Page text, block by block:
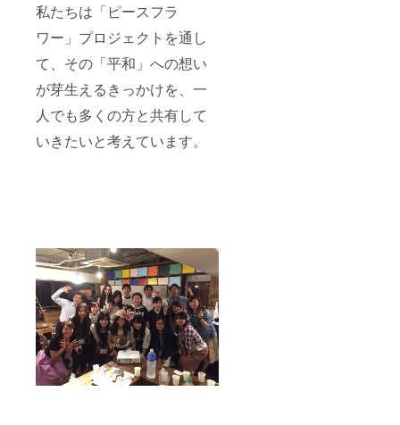
私たちは「ピースフラ
ワー」プロジェクトを通し
て、その「平和」への想い
が芽生えるきっかけを、一
人でも多くの方と共有して
いきたいと考えています。